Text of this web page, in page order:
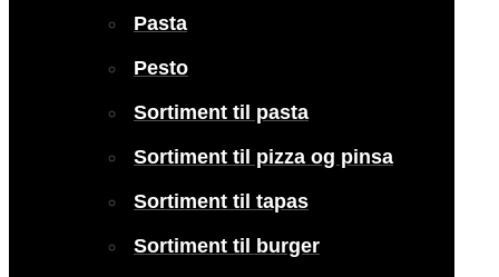
Pasta
Pesto
Sortiment til pasta
Sortiment til pizza og pinsa
Sortiment til tapas
Sortiment til burger